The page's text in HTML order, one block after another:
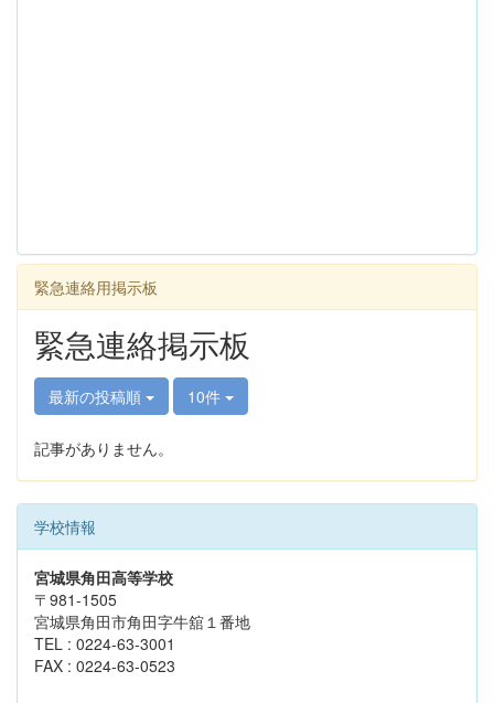
緊急連絡用掲示板
緊急連絡掲示板
最新の投稿順 10件
記事がありません。
学校情報
宮城県角田高等学校
〒981-1505
宮城県角田市角田字牛舘１番地
TEL : 0224-63-3001
FAX : 0224-63-0523